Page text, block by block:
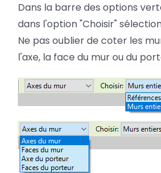
Dans la barre des options
dans l'option "Choisir"
Ne pas oublier de coter les
l'axe, la face du mur ou du